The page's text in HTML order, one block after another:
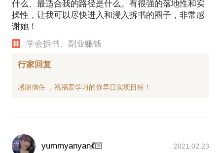
什么、最适合我的路径是什么。有很强的落地性和实
操性，让我可以尽快进入和浸入拆书的圈子，非常感
谢她！
学会拆书、副业赚钱
行家回复
yummyanyan💃🏻 2021.02.23